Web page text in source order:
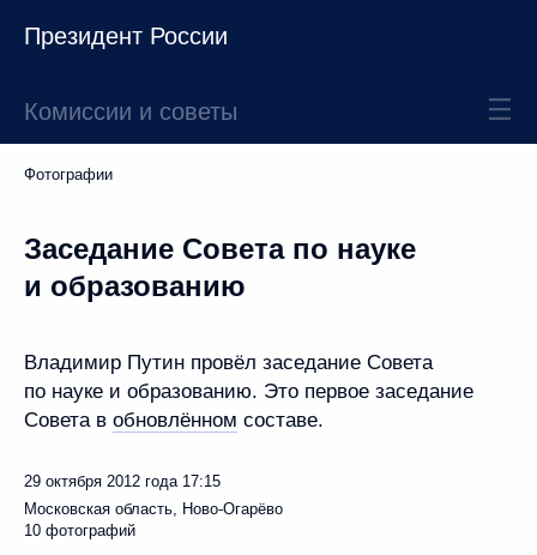
Президент России
Комиссии и советы
Фотографии
Заседание Совета по науке
и образованию
Владимир Путин провёл заседание Совета
по науке и образованию. Это первое заседание
Совета в обновлённом составе.
29 октября 2012 года 17:15
Московская область, Ново-Огарёво
10 фотографий